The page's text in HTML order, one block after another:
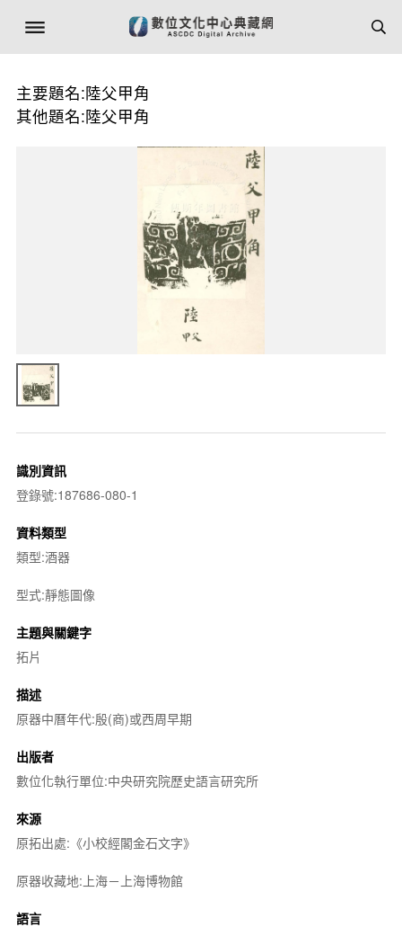
主要題名:陸父甲角
其他題名:陸父甲角
識別資訊
登錄號:187686-080-1
資料類型
類型:酒器
型式:靜態圖像
主題與關鍵字
拓片
描述
原器中曆年代:殷(商)或西周早期
出版者
數位化執行單位:中央研究院歷史語言研究所
來源
原拓出處:《小校經閣金石文字》
原器收藏地:上海－上海博物館
語言